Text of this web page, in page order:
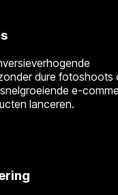
dure fotoshoots
e-
lanceren.